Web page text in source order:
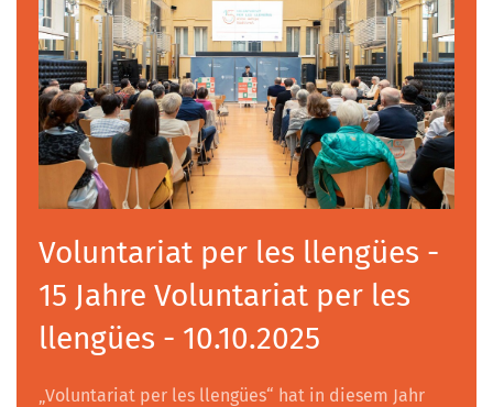
Voluntariat per les llengües -
15 Jahre Voluntariat per les
llengües - 10.10.2025
„Voluntariat per les llengües“ hat in diesem Jahr